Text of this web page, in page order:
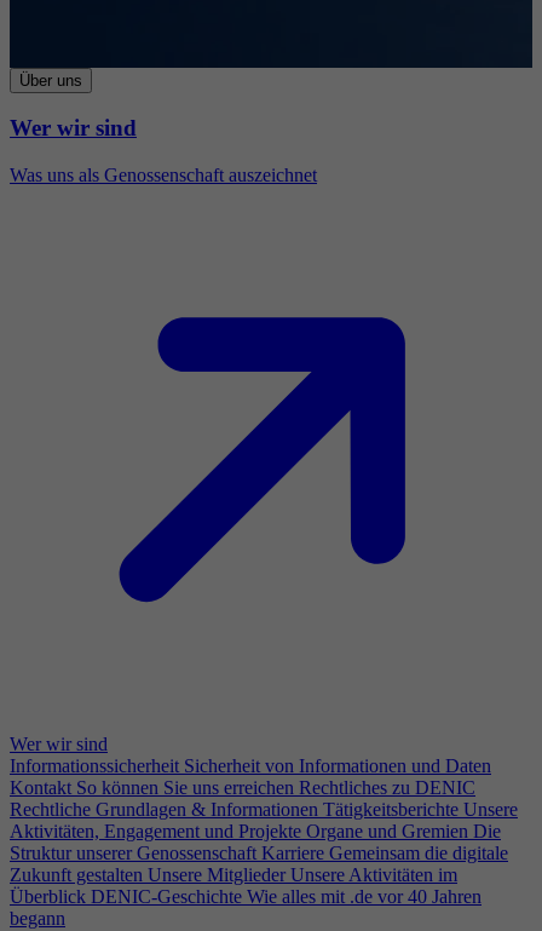
Über uns
Wer wir sind
Was uns als Genossenschaft auszeichnet
Wer wir sind
Informationssicherheit Sicherheit von Informationen und Daten
Kontakt So können Sie uns erreichen Rechtliches zu DENIC
Rechtliche Grundlagen & Informationen Tätigkeitsberichte Unsere
Aktivitäten, Engagement und Projekte Organe und Gremien Die
Struktur unserer Genossenschaft Karriere Gemeinsam die digitale
Zukunft gestalten Unsere Mitglieder Unsere Aktivitäten im
Überblick DENIC-Geschichte Wie alles mit .de vor 40 Jahren
begann